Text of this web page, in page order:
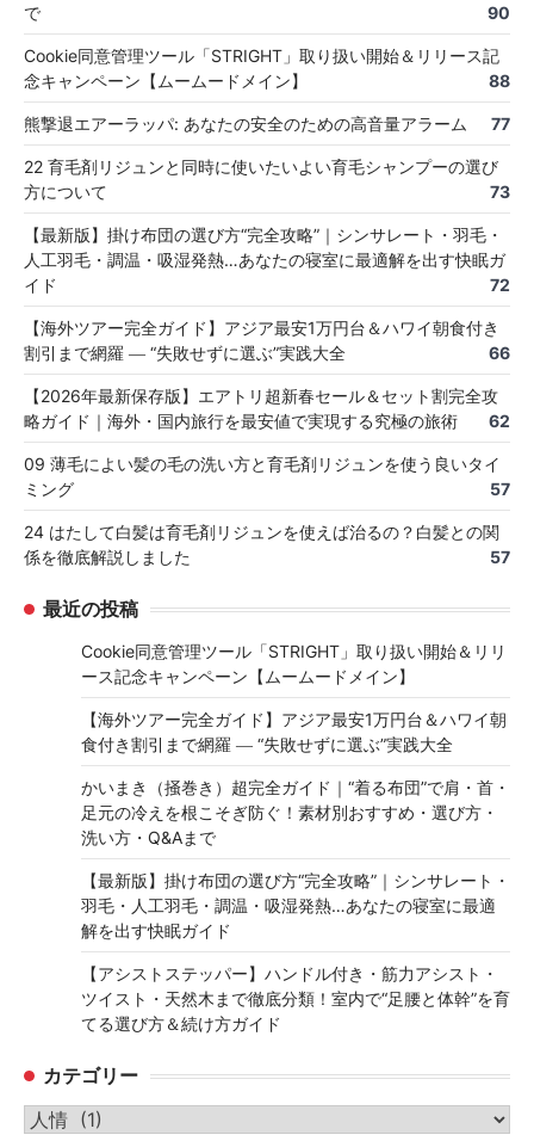
で
90
Cookie同意管理ツール「STRIGHT」取り扱い開始＆リリース記
念キャンペーン【ムームードメイン】
88
熊撃退エアーラッパ: あなたの安全のための高音量アラーム 77
22 育毛剤リジュンと同時に使いたいよい育毛シャンプーの選び
方について
73
【最新版】掛け布団の選び方“完全攻略”｜シンサレート・羽毛・
人工羽毛・調温・吸湿発熱…あなたの寝室に最適解を出す快眠ガ
イド
72
【海外ツアー完全ガイド】アジア最安1万円台＆ハワイ朝食付き
割引まで網羅 ― “失敗せずに選ぶ”実践大全
66
【2026年最新保存版】エアトリ超新春セール＆セット割完全攻
略ガイド｜海外・国内旅行を最安値で実現する究極の旅術
62
09 薄毛によい髪の毛の洗い方と育毛剤リジュンを使う良いタイ
ミング
57
24 はたして白髪は育毛剤リジュンを使えば治るの？白髪との関
係を徹底解説しました
57
最近の投稿
Cookie同意管理ツール「STRIGHT」取り扱い開始＆リリ
ース記念キャンペーン【ムームードメイン】
【海外ツアー完全ガイド】アジア最安1万円台＆ハワイ朝
食付き割引まで網羅 ― “失敗せずに選ぶ”実践大全
かいまき（掻巻き）超完全ガイド｜“着る布団”で肩・首・
足元の冷えを根こそぎ防ぐ！素材別おすすめ・選び方・
洗い方・Q&Aまで
【最新版】掛け布団の選び方“完全攻略”｜シンサレート・
羽毛・人工羽毛・調温・吸湿発熱…あなたの寝室に最適
解を出す快眠ガイド
【アシストステッパー】ハンドル付き・筋力アシスト・
ツイスト・天然木まで徹底分類！室内で“足腰と体幹”を育
てる選び方＆続け方ガイド
カテゴリー
カ